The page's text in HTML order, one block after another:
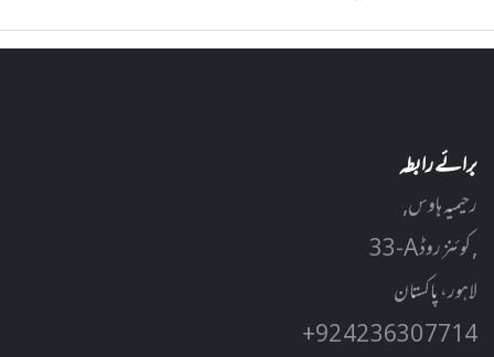
برائے رابطہ
رحیمیہ ہاوس,
33-A کوئنز روڈ ,
لاہور، پاکستان
+92 42 3630 7714